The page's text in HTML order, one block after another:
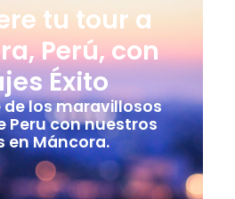
tu tour a
Perú, con
Éxito
los maravillosos
Peru con nuestros
en Máncora.